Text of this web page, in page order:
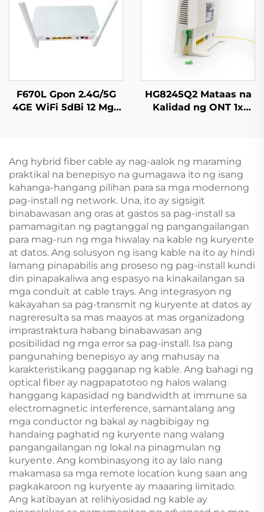
F670L Gpon 2.4G/5G
4GE WiFi 5dBi 12 Mga
HG8245Q2 Mataas na
Kalidad ng ONT 1x
Ang hybrid fiber cable ay nag-aalok ng maraming
praktikal na benepisyo na gumagawa ito ng isang
kahanga-hangang pilihan para sa mga modernong
pag-install ng network. Una, ito ay sigsigit
binabawasan ang oras at gastos sa pag-install sa
pamamagitan ng pagtanggal ng pangangailangan
para mag-run ng mga hiwalay na kable ng kuryente
at datos. Ang solusyon ng isang kable na ito ay hindi
lamang pinapabilis ang proseso ng pag-install kundi
din pinapakaliwa ang espasyo na kinakailangan sa
mga conduit at cable trays. Ang integrasyon ng
kakayahan sa pag-transmit ng kuryente at datos ay
nagreresulta sa mas maayos at mas organizadong
imprastraktura habang binabawasan ang
posibilidad ng mga error sa pag-install. Isa pang
pangunahing benepisyo ay ang mahusay na
karakteristikang pagganap ng kable. Ang bahagi ng
optical fiber ay nagpapatotoo ng halos walang
hanggang kapasidad ng bandwidth at immune sa
electromagnetic interference, samantalang ang
mga conductor ng bakal ay nagbibigay ng
handaing paghatid ng kuryente nang walang
pangangailangan ng lokal na pinagmulan ng
kuryente. Ang kombinasyong ito ay lalo nang
makamasa sa mga remote location kung saan ang
pagkakaroon ng kuryente ay maaaring limitado.
Ang katibayan at relihiyosidad ng kable ay